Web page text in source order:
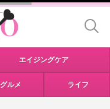
エイジングケア
グルメ ライフ